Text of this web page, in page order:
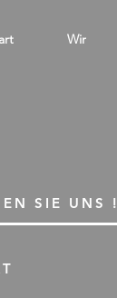
Wir
SIE UNS !